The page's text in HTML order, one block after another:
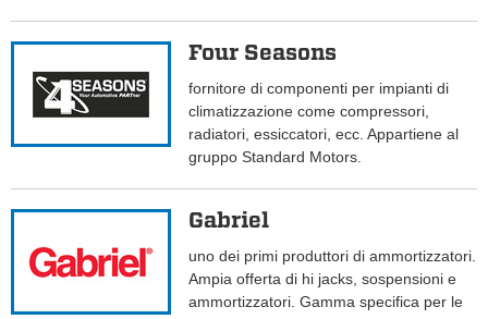
Four Seasons
fornitore di componenti per impianti di
climatizzazione come compressori,
radiatori, essiccatori, ecc. Appartiene al
gruppo Standard Motors.
Gabriel
uno dei primi produttori di ammortizzatori.
Ampia offerta di hi jacks, sospensioni e
ammortizzatori. Gamma specifica per le